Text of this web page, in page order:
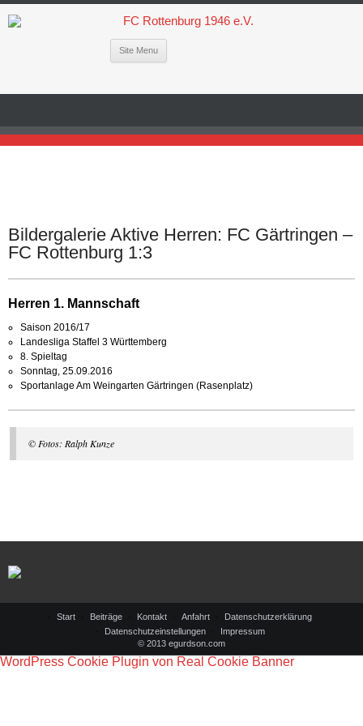
Site Menu
Bildergalerie Aktive Herren: FC Gärtringen –
FC Rottenburg 1:3
Herren 1. Mannschaft
Saison 2016/17
Landesliga Staffel 3 Württemberg
8. Spieltag
Sonntag, 25.09.2016
Sportanlage Am Weingarten Gärtringen (Rasenplatz)
© Fotos: Ralph Kunze
Start Beiträge Kontakt Anfahrt
Datenschutzerklärung
Datenschutzeinstellungen
Impressum
© 2013 egurdson.com
WordPress Cookie Plugin von Real Cookie Banner